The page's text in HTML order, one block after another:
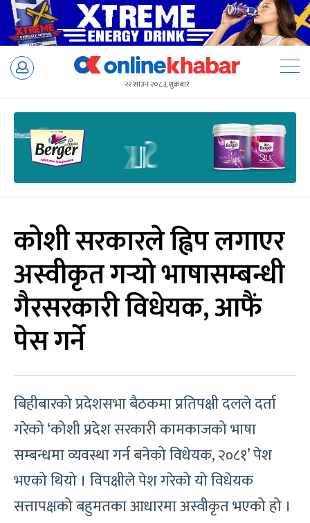
Skip
२२ साउन २०८३, शुक्रबार
कोशी सरकारले ह्विप लगाएर
अस्वीकृत गर्‍यो भाषासम्बन्धी
गैरसरकारी विधेयक, आफैं
पेस गर्ने
बिहीबारको प्रदेशसभा बैठकमा प्रतिपक्षी दलले दर्ता
गरेको ‘कोशी प्रदेश सरकारी कामकाजको भाषा
सम्बन्धमा व्यवस्था गर्न बनेको विधेयक, २०८१’ पेश
भएको थियो । विपक्षीले पेश गरेको यो विधेयक
सत्तापक्षको बहुमतका आधारमा अस्वीकृत भएको हो ।